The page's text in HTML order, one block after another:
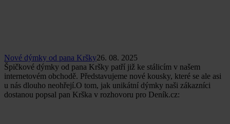
Nové dýmky od pana Kršky26. 08. 2025
Špičkové dýmky od pana Kršky patří již ke stálicím v našem
internetovém obchodě. Představujeme nové kousky, které se ale asi
u nás dlouho neohřejí.O tom, jak unikátní dýmky naši zákazníci
dostanou popsal pan Krška v rozhovoru pro Deník.cz: